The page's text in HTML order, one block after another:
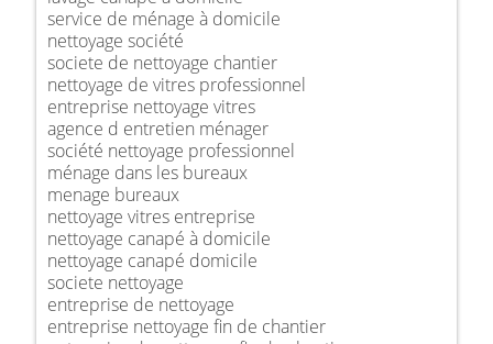
service de ménage à domicile
nettoyage société
societe de nettoyage chantier
nettoyage de vitres professionnel
entreprise nettoyage vitres
agence d entretien ménager
société nettoyage professionnel
ménage dans les bureaux
menage bureaux
nettoyage vitres entreprise
nettoyage canapé à domicile
nettoyage canapé domicile
societe nettoyage
entreprise de nettoyage
entreprise nettoyage fin de chantier